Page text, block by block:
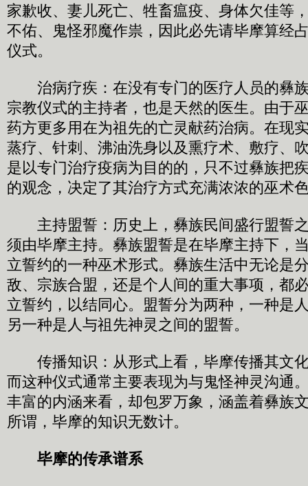
家歉收、妻儿死亡、牲畜瘟疫、身体欠佳等
不佑、鬼怪邪魔作祟，因此必先请毕摩算经
仪式。
治病疗疾：在没有专门的医疗人员的彝
宗教仪式的主持者，也是天然的医生。由于
药方更多用在为祖先的亡灵献药治病。在现
蒸疗、针刺、沸油洗身以及熏疗术、敷疗、
是以专门治疗疫病为目的的，只不过彝族把
的观念，决定了其治疗方式充满浓浓的巫术
主持盟誓：历史上，彝族民间盛行盟誓
须由毕摩主持。彝族盟誓是在毕摩主持下，
立誓约的一种巫术形式。彝族生活中无论是
敌、宗族合盟，还是个人间的重大事项，都
立誓约，以结同心。盟誓分为两种，一种是
另一种是人与祖先神灵之间的盟誓。
传播知识：从形式上看，毕摩传播其文
而这种仪式通常主要表现为与鬼怪神灵沟通
丰富的内涵来看，却包罗万象，涵盖着彝族
所谓，毕摩的知识无数计。
毕摩的传承谱系